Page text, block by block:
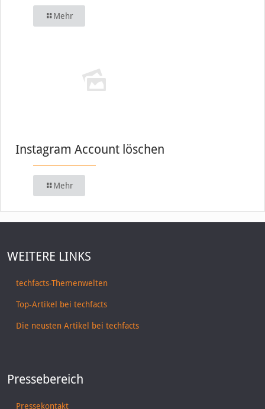
Mehr
Instagram Account löschen
Mehr
WEITERE LINKS
techfacts-Themenwelten
Top-Artikel bei techfacts
Die neusten Artikel bei techfacts
Pressebereich
Pressekontakt